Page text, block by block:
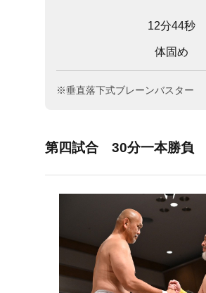
12分44秒
体固め
※垂直落下式ブレーンバスター
第四試合 30分一本勝負